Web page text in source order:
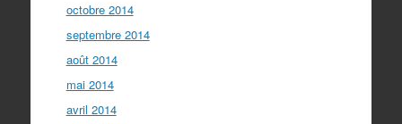
octobre 2014
septembre 2014
août 2014
mai 2014
avril 2014